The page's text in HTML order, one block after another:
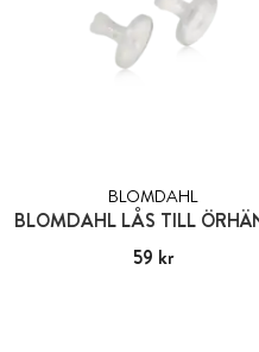
BLOMDAHL
Pris: 59 kr
59 kr